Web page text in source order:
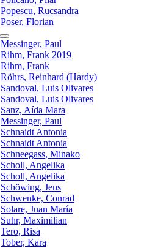
Popescu, Rucsandra
Poser, Florian
Messinger, Paul
Rihm, Frank 2019
Rihm, Frank
Röhrs, Reinhard (Hardy)
Sandoval, Luis Olivares
Sandoval, Luis Olivares
Sanz, Aída Mara
Messinger, Paul
Schnaidt Antonia
Schnaidt Antonia
Schneegass, Minako
Scholl, Angelika
Scholl, Angelika
Schöwing, Jens
Schwenke, Conrad
Solare, Juan María
Suhr, Maximilian
Tero, Risa
Tober, Kara